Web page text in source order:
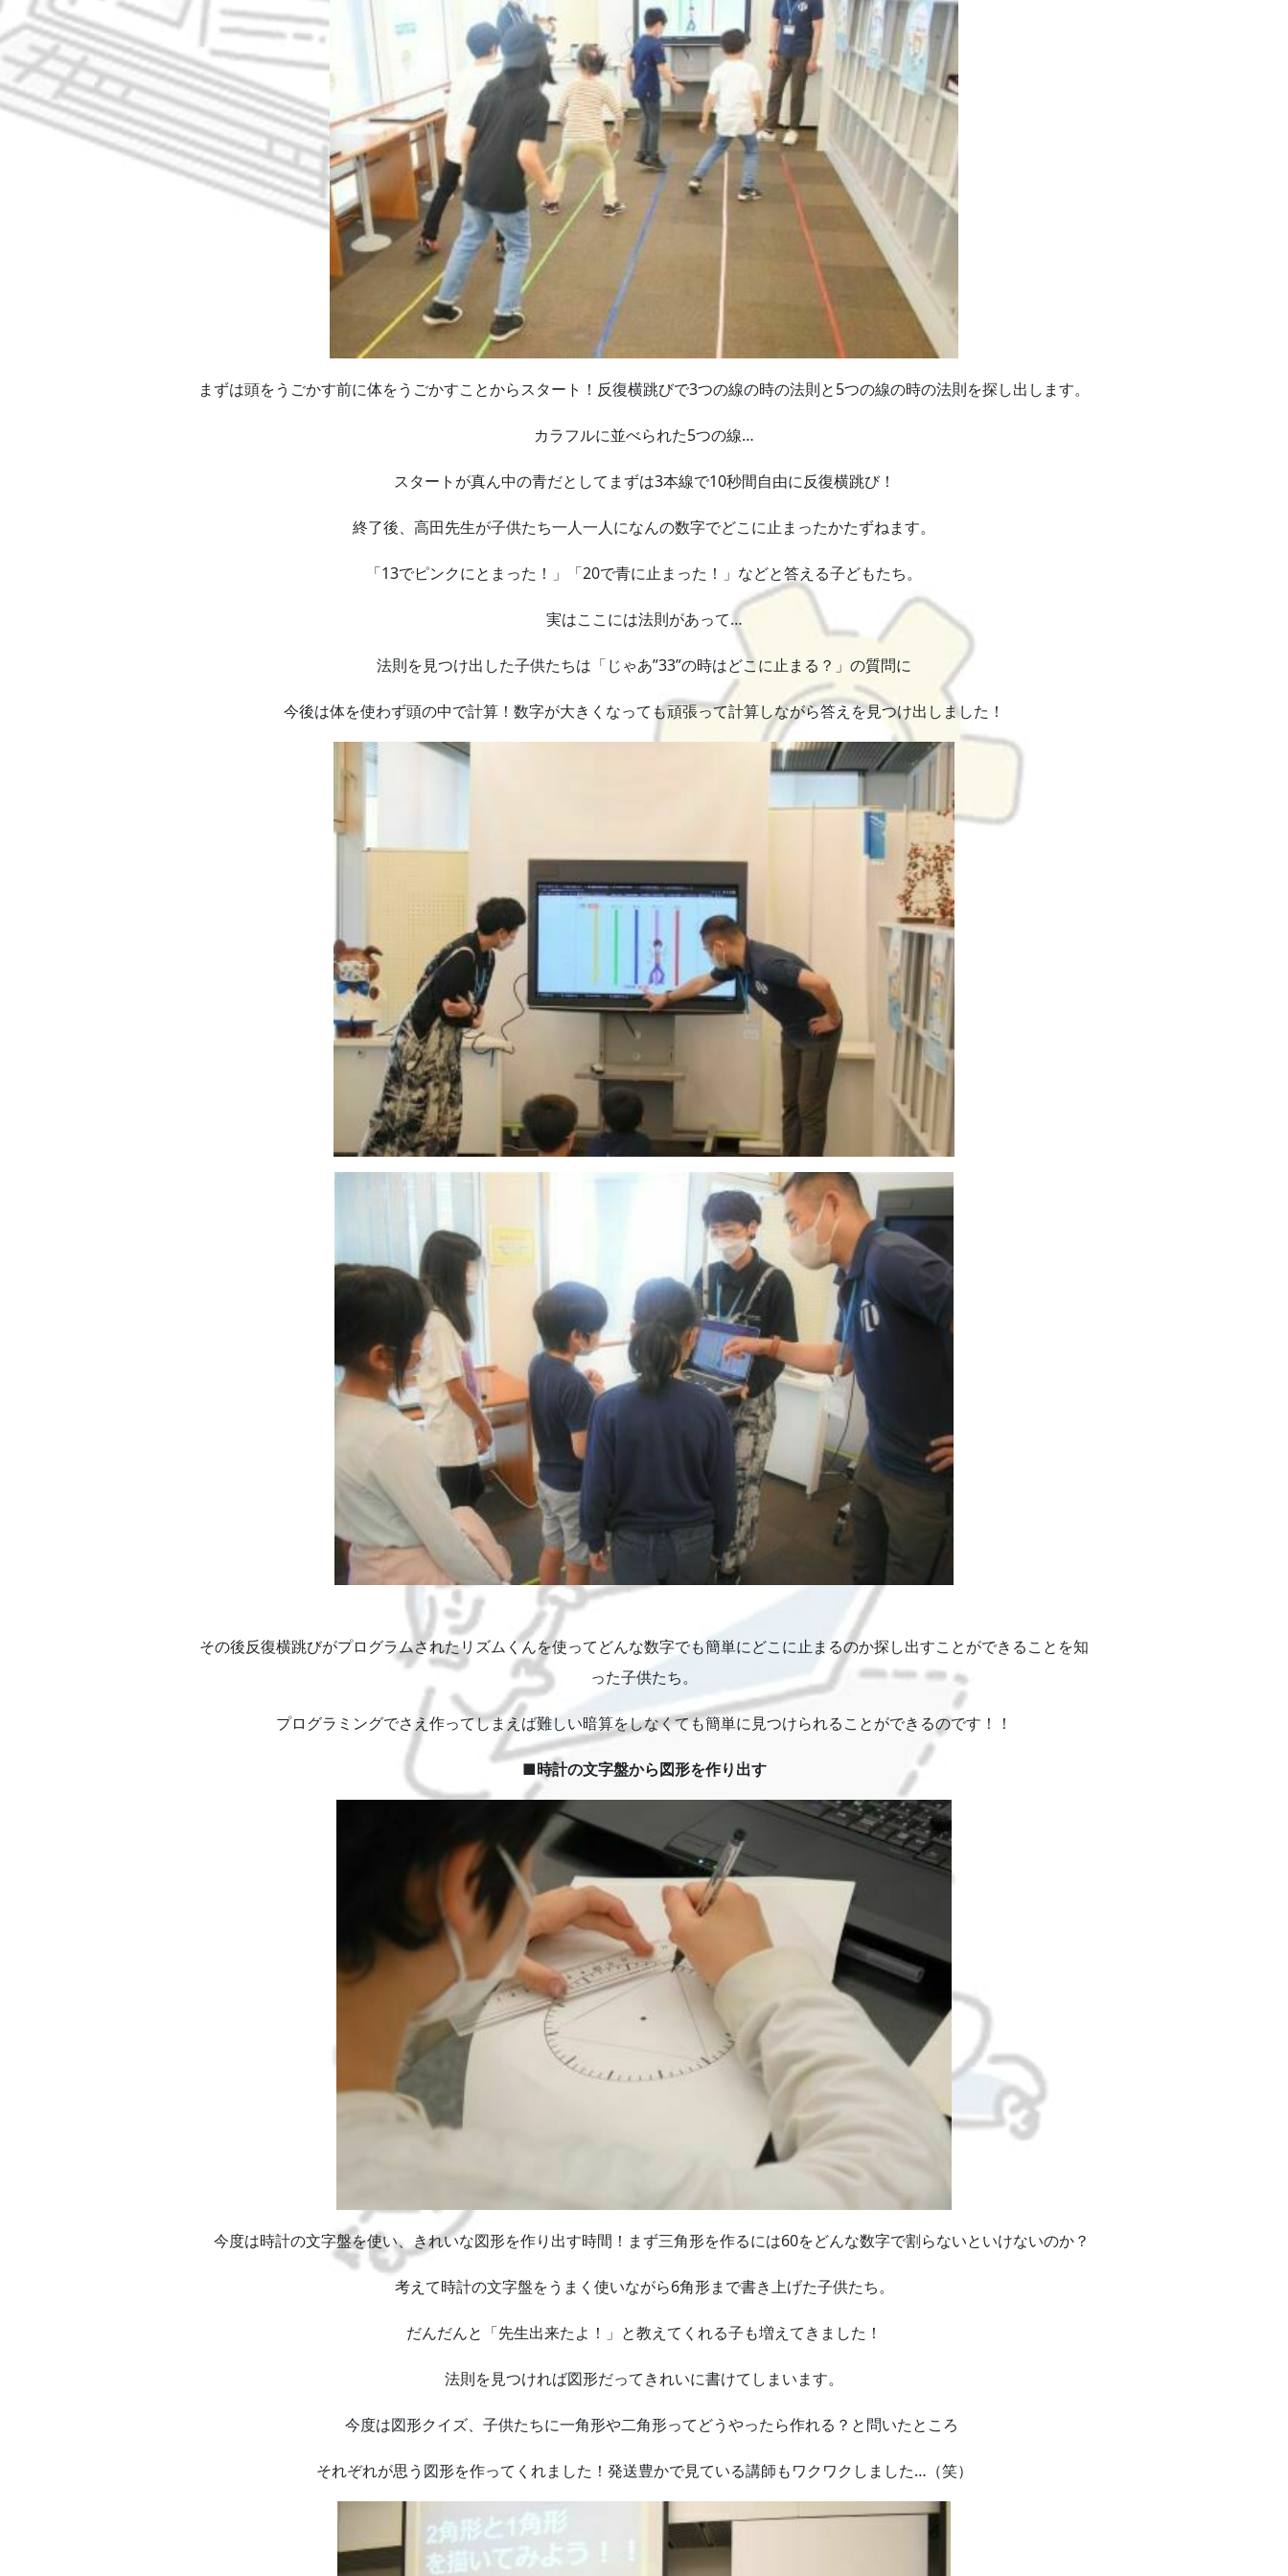
まずは頭をうごかす前に体をうごかすことからスタート！反復横跳びで3つの線の時の法則と5つの線の時の法則を探し出します。
カラフルに並べられた5つの線…
スタートが真ん中の青だとしてまずは3本線で10秒間自由に反復横跳び！
終了後、高田先生が子供たち一人一人になんの数字でどこに止まったかたずねます。
「13でピンクにとまった！」「20で青に止まった！」などと答える子どもたち。
実はここには法則があって…
法則を見つけ出した子供たちは「じゃあ”33”の時はどこに止まる？」の質問に
今後は体を使わず頭の中で計算！数字が大きくなっても頑張って計算しながら答えを見つけ出しました！
その後反復横跳びがプログラムされたリズムくんを使ってどんな数字でも簡単にどこに止まるのか探し出すことができることを知
った子供たち。
プログラミングでさえ作ってしまえば難しい暗算をしなくても簡単に見つけられることができるのです！！
■時計の文字盤から図形を作り出す
今度は時計の文字盤を使い、きれいな図形を作り出す時間！まず三角形を作るには60をどんな数字で割らないといけないのか？
考えて時計の文字盤をうまく使いながら6角形まで書き上げた子供たち。
だんだんと「先生出来たよ！」と教えてくれる子も増えてきました！
法則を見つければ図形だってきれいに書けてしまいます。
今度は図形クイズ、子供たちに一角形や二角形ってどうやったら作れる？と問いたところ
それぞれが思う図形を作ってくれました！発送豊かで見ている講師もワクワクしました…（笑）